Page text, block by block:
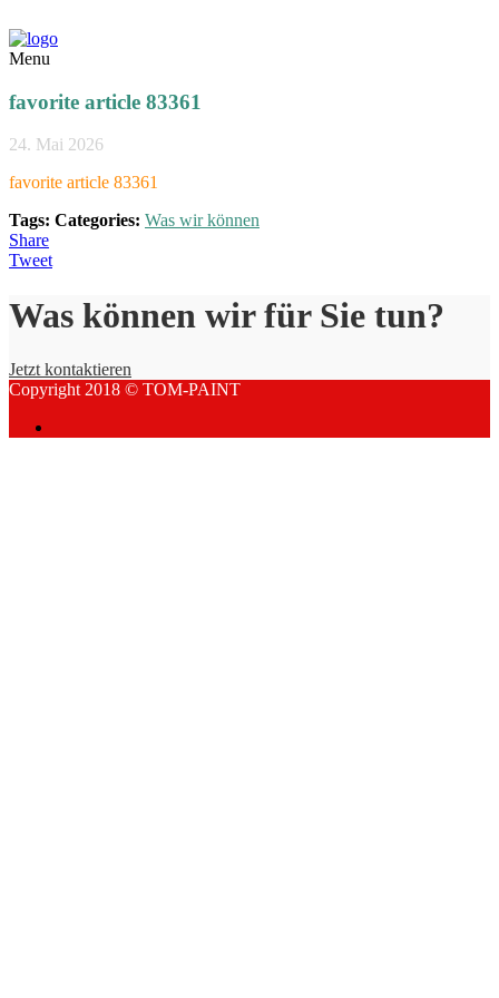
Menu
favorite article 83361
24. Mai 2026
favorite article 83361
Tags: Categories: Was wir können
Share
Tweet
Was können wir für Sie tun?
Jetzt kontaktieren
Copyright 2018 © TOM-PAINT